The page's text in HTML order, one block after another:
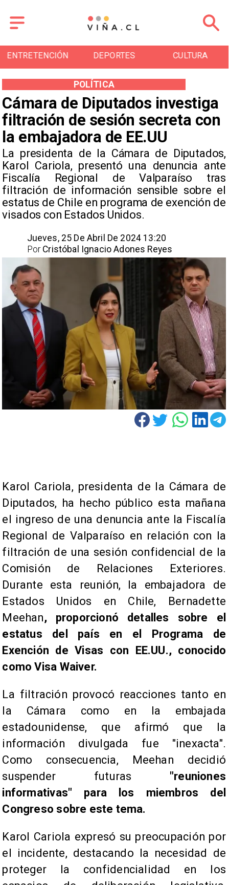
ENTRETENCIÓN DEPORTES CULTURA
Cámara de Diputados investiga
filtración de sesión secreta con
la embajadora de EE.UU
​La presidenta de la Cámara de Diputados,
Karol Cariola, presentó una denuncia ante
Fiscalía Regional de Valparaíso tras
filtración de información sensible sobre el
estatus de Chile en programa de exención de
visados con Estados Unidos.
POLÍTICA
Jueves, 25 De Abril De 2024 13:20
Cristóbal Ignacio Adones Reyes
Por
Karol Cariola, presidenta de la Cámara de
Diputados, ha hecho público esta mañana
el ingreso de una denuncia ante la Fiscalía
Regional de Valparaíso en relación con la
filtración de una sesión confidencial de la
Comisión de Relaciones Exteriores.
Durante esta reunión, la embajadora de
Estados Unidos en Chile, Bernadette
Meehan, proporcionó detalles sobre el
estatus del país en el Programa de
Exención de Visas con EE.UU., conocido
como Visa Waiver.
La filtración provocó reacciones tanto en
la Cámara como en la embajada
estadounidense, que afirmó que la
información divulgada fue "inexacta".
Como consecuencia, Meehan decidió
suspender futuras "reuniones
informativas" para los miembros del
Congreso sobre este tema.
Karol Cariola expresó su preocupación por
el incidente, destacando la necesidad de
proteger la confidencialidad en los